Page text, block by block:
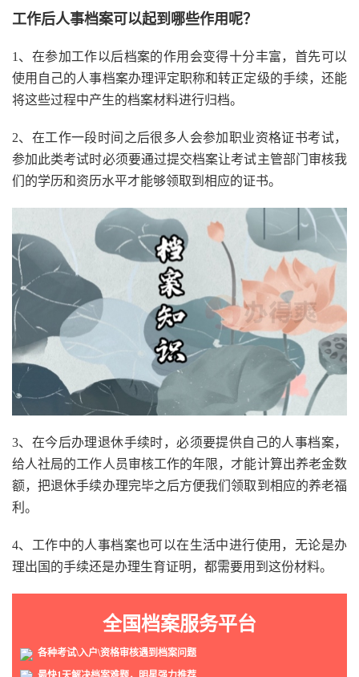
工作后人事档案可以起到哪些作用呢？
1、在参加工作以后档案的作用会变得十分丰富，首先可以
使用自己的人事档案办理评定职称和转正定级的手续，还能
将这些过程中产生的档案材料进行归档。
2、在工作一段时间之后很多人会参加职业资格证书考试，
参加此类考试时必须要通过提交档案让考试主管部门审核我
们的学历和资历水平才能够领取到相应的证书。
3、在今后办理退休手续时，必须要提供自己的人事档案，
给人社局的工作人员审核工作的年限，才能计算出养老金数
额，把退休手续办理完毕之后方便我们领取到相应的养老福
利。
4、工作中的人事档案也可以在生活中进行使用，无论是办
理出国的手续还是办理生育证明，都需要用到这份材料。
全国档案服务平台
各种考试\入户\资格审核遇到档案问题